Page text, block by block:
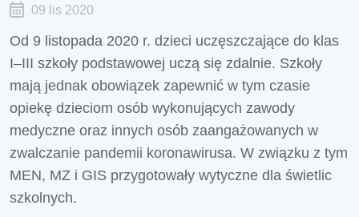
09 lis 2020
Od 9 listopada 2020 r. dzieci uczęszczające do klas
I–III szkoły podstawowej uczą się zdalnie. Szkoły
mają jednak obowiązek zapewnić w tym czasie
opiekę dzieciom osób wykonujących zawody
medyczne oraz innych osób zaangażowanych w
zwalczanie pandemii koronawirusa. W związku z tym
MEN, MZ i GIS przygotowały wytyczne dla świetlic
szkolnych.